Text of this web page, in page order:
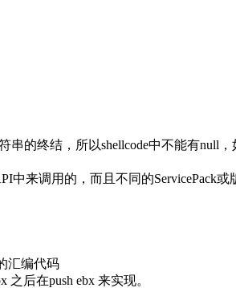
的终结，所以shellcode中不能有null，
中来调用的，而且不同的
汇编代码
后在push ebx 来实现。